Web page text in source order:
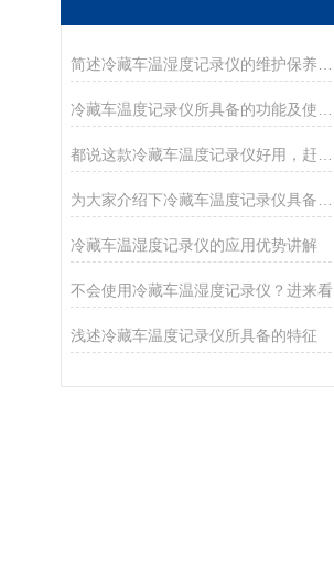
都说这款冷藏车温度记录仪好用，赶紧一睹为快！
冷藏车温湿度记录仪的应用优势讲解
不会使用冷藏车温湿度记录仪？进来看
浅述冷藏车温度记录仪所具备的特征